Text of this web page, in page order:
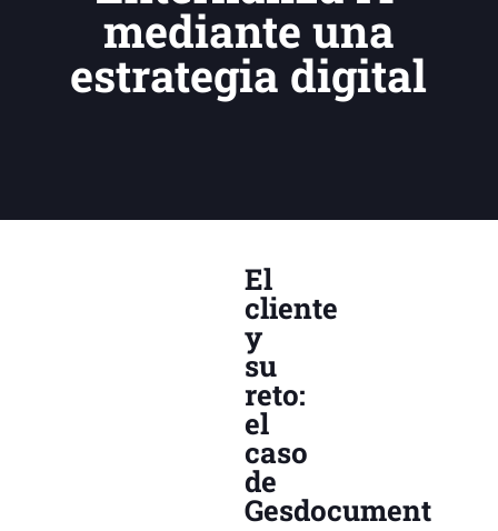
mediante una
estrategia digital
El
cliente
y
su
reto:
el
caso
de
Gesdocument